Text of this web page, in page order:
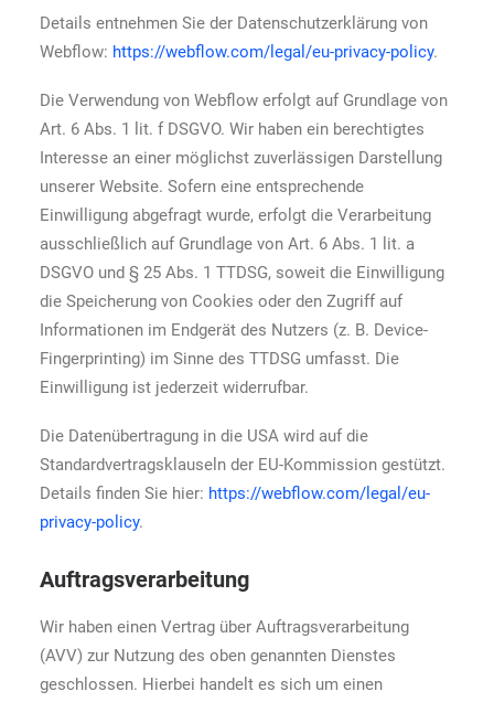
Details entnehmen Sie der Datenschutzerklärung von
Webflow: https://webflow.com/legal/eu-privacy-policy.
Die Verwendung von Webflow erfolgt auf Grundlage von
Art. 6 Abs. 1 lit. f DSGVO. Wir haben ein berechtigtes
Interesse an einer möglichst zuverlässigen Darstellung
unserer Website. Sofern eine entsprechende
Einwilligung abgefragt wurde, erfolgt die Verarbeitung
ausschließlich auf Grundlage von Art. 6 Abs. 1 lit. a
DSGVO und § 25 Abs. 1 TTDSG, soweit die Einwilligung
die Speicherung von Cookies oder den Zugriff auf
Informationen im Endgerät des Nutzers (z. B. Device-
Fingerprinting) im Sinne des TTDSG umfasst. Die
Einwilligung ist jederzeit widerrufbar.
Die Datenübertragung in die USA wird auf die
Standardvertragsklauseln der EU-Kommission gestützt.
Details finden Sie hier: https://webflow.com/legal/eu-
privacy-policy.
Auftragsverarbeitung
Wir haben einen Vertrag über Auftragsverarbeitung
(AVV) zur Nutzung des oben genannten Dienstes
geschlossen. Hierbei handelt es sich um einen